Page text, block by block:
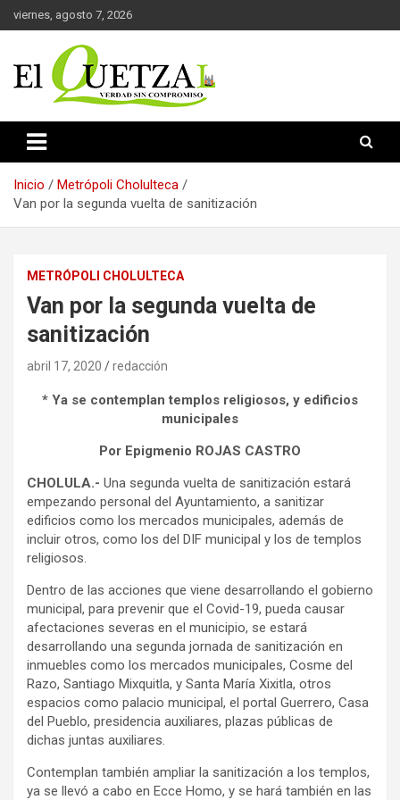
Saltar
al
viernes, agosto 7, 2026
El Quetzal de Cholula
Inicio
Metrópoli Cholulteca
Van por la segunda vuelta de sanitización
METRÓPOLI CHOLULTECA
Van por la segunda vuelta de
sanitización
abril 17, 2020 redacción
* Ya se contemplan templos religiosos, y edificios
municipales
Por Epigmenio ROJAS CASTRO
CHOLULA.- Una segunda vuelta de sanitización estará
empezando personal del Ayuntamiento, a sanitizar
edificios como los mercados municipales, además de
incluir otros, como los del DIF municipal y los de templos
religiosos.
Dentro de las acciones que viene desarrollando el gobierno
municipal, para prevenir que el Covid-19, pueda causar
afectaciones severas en el municipio, se estará
desarrollando una segunda jornada de sanitización en
inmuebles como los mercados municipales, Cosme del
Razo, Santiago Mixquitla, y Santa María Xixitla, otros
espacios como palacio municipal, el portal Guerrero, Casa
del Pueblo, presidencia auxiliares, plazas públicas de
dichas juntas auxiliares.
Contemplan también ampliar la sanitización a los templos,
ya se llevó a cabo en Ecce Homo, y se hará también en las